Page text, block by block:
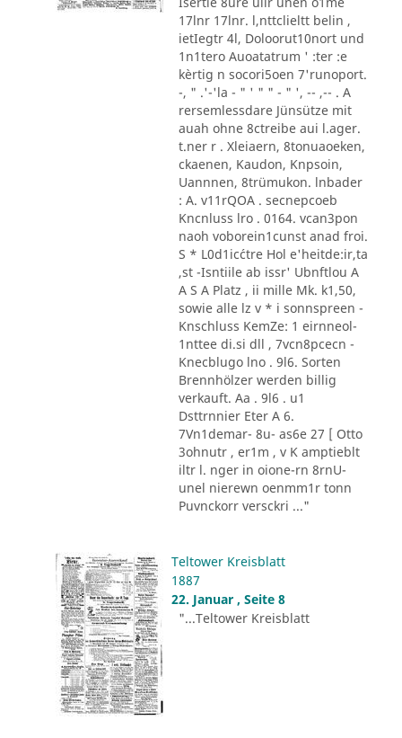
17lnr 17lnr. l,nttclieltt belin ,
ietIegtr 4l, Doloorut10nort und
1n1tero Auoatatrum ' :ter :e
kèrtig n socori5oen 7'runoport.
-, " .'-'la - " ' " " - " ', -- ,-- . A
rersemlessdare Jünsütze mit
auah ohne 8ctreibe aui l.ager.
t.ner r . Xleiaern, 8tonuaoeken,
ckaenen, Kaudon, Knpsoin,
Uannnen, 8trümukon. lnbader
: A. v11rQOA . secnepcoeb
Kncnluss lro . 0164. vcan3pon
naoh voborein1cunst anad froi.
S * L0d1ic´ctre Hol e'heitde:ir,ta
,st -Isntiile ab issr' Ubnftlou A
A S A Platz , ii mille Mk. k1,50,
sowie alle lz v * i sonnspreen -
Knschluss KemZe: 1 eirnneol-
1nttee di.si dll , 7vcn8pcecn -
Knecblugo lno . 9l6. Sorten
Brennhölzer werden billig
verkauft. Aa . 9l6 . u1
Dsttrnnier Eter A 6.
7Vn1demar- 8u- as6e 27 [ Otto
3ohnutr , er1m , v K amptieblt
iltr l. nger in oione-rn 8rnU-
unel nierewn oenmm1r tonn
Puvnckorr versckri ..."
Teltower Kreisblatt
1887
22. Januar , Seite 8
"...Teltower Kreisblatt